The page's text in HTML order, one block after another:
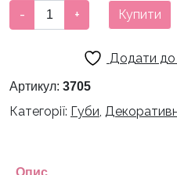
Бальзам
для
Sierra
Unflavored
- + Купити
Додати до
Артикул: 3705
Категорії: Губи,